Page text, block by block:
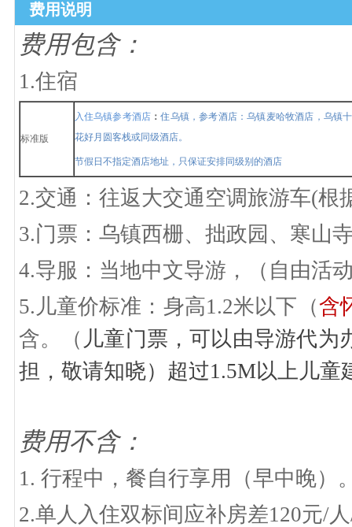
费用说明
费用包含：
1.住宿
标准版
入住乌镇参考酒店 ：住乌镇，参考酒店：乌镇麦哈牧酒店，乌镇
花好月圆客栈或同级酒店。
节假日不指定酒店地址，只保证安排同级别的酒店
2.交通： 往返大交通空调旅游车(根
3.门票：乌镇西栅、拙政园、寒山
4.导服：当地中文导游，（自由活
5.儿童价标准：身高1.2米以下（含
含。（ 儿童门票，可以由导游代为
担，敬请知晓）超过1.5M以上儿童
费用不含：
1. 行程中，餐自行享用（早中晚）
2.单人入住双标间应补房差120元/